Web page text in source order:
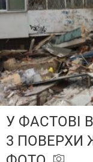
У ФАСТОВІ
3 ПОВЕРХИ